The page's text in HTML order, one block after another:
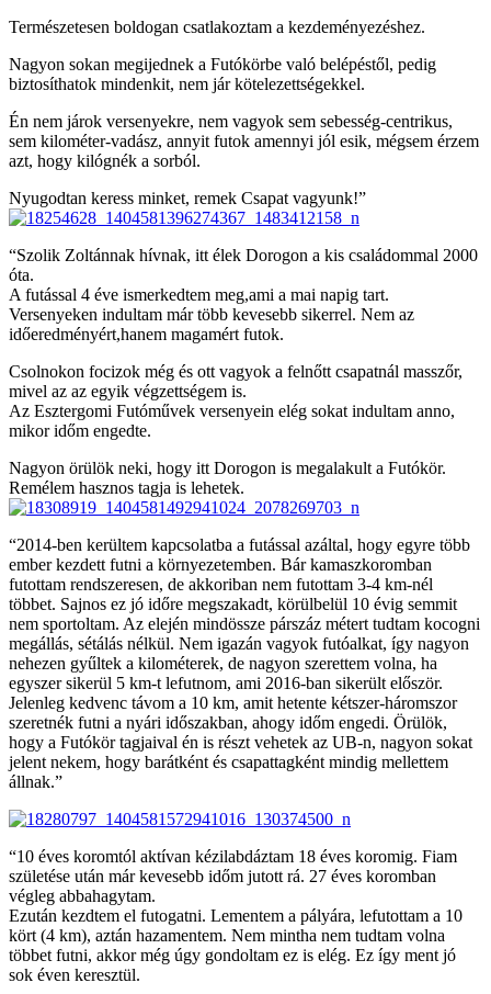
Természetesen boldogan csatlakoztam a kezdeményezéshez.
Nagyon sokan megijednek a Futókörbe való belépéstől, pedig
biztosíthatok mindenkit, nem jár kötelezettségekkel.
Én nem járok versenyekre, nem vagyok sem sebesség-centrikus,
sem kilométer-vadász, annyit futok amennyi jól esik, mégsem érzem
azt, hogy kilógnék a sorból.
Nyugodtan keress minket, remek Csapat vagyunk!”
“Szolik Zoltánnak hívnak, itt élek Dorogon a kis családommal 2000
óta.
A futással 4 éve ismerkedtem meg,ami a mai napig tart.
Versenyeken indultam már több kevesebb sikerrel. Nem az
időeredményért,hanem magamért futok.
Csolnokon focizok még és ott vagyok a felnőtt csapatnál masszőr,
mivel az az egyik végzettségem is.
Az Esztergomi Futóművek versenyein elég sokat indultam anno,
mikor időm engedte.
Nagyon örülök neki, hogy itt Dorogon is megalakult a Futókör.
Remélem hasznos tagja is lehetek.
“2014-ben kerültem kapcsolatba a futással azáltal, hogy egyre több
ember kezdett futni a környezetemben. Bár kamaszkoromban
futottam rendszeresen, de akkoriban nem futottam 3-4 km-nél
többet. Sajnos ez jó időre megszakadt, körülbelül 10 évig semmit
nem sportoltam. Az elején mindössze párszáz métert tudtam kocogni
megállás, sétálás nélkül. Nem igazán vagyok futóalkat, így nagyon
nehezen gyűltek a kilométerek, de nagyon szerettem volna, ha
egyszer sikerül 5 km-t lefutnom, ami 2016-ban sikerült először.
Jelenleg kedvenc távom a 10 km, amit hetente kétszer-háromszor
szeretnék futni a nyári időszakban, ahogy időm engedi. Örülök,
hogy a Futókör tagjaival én is részt vehetek az UB-n, nagyon sokat
jelent nekem, hogy barátként és csapattagként mindig mellettem
állnak.”
“10 éves koromtól aktívan kézilabdáztam 18 éves koromig. Fiam
születése után már kevesebb időm jutott rá. 27 éves koromban
végleg abbahagytam.
Ezután kezdtem el futogatni. Lementem a pályára, lefutottam a 10
kört (4 km), aztán hazamentem. Nem mintha nem tudtam volna
többet futni, akkor még úgy gondoltam ez is elég. Ez így ment jó
sok éven keresztül.